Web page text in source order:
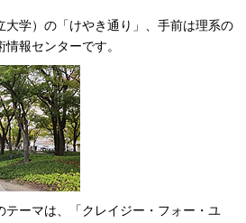
大学）の「けやき通り」、手前は理系の
報センターです。
テーマは、「クレイジー・フォー・ユ